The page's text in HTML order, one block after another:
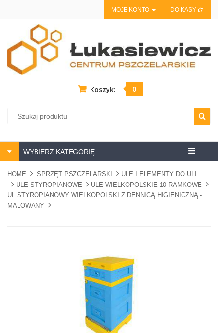
MOJE KONTO DO KASY
Koszyk: 0
Centrum
WYBIERZ KATEGORIĘ
HOME SPRZĘT PSZCZELARSKI
ULE I ELEMENTY DO ULI
ULE STYROPIANOWE
ULE WIELKOPOLSKIE 10 RAMKOWE
UL STYROPIANOWY WIELKOPOLSKI Z DENNICĄ HIGIENICZNĄ -
MALOWANY